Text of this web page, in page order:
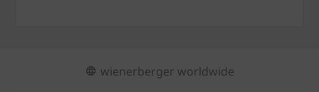
wienerberger worldwide